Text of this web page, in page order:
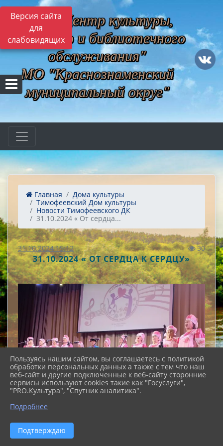
Версия сайта
для
слабовидящих
МБУ "Центр культуры,
музейного и библиотечного
обслуживания"
МО "Краснознаменский
муниципальный округ"
Главная
Дома культуры
Тимофеевский Дом культуры
Новости Тимофеевского ДК
31.10.2024 « От сердца...
31.10.2024 15:12 30
31.10.2024 « ОТ СЕРДЦА К СЕРДЦУ»
Пользуясь нашим сайтом, вы соглашаетесь с политикой
обработки персональных данных а также с тем что наш
веб-сайт и другие подключенные к веб-сайту сторонние
сервисы используют cookies такие как "Госуслуги",
"PRO.Культура", "Спутник аналитика".
Подробнее
Подтверждаю